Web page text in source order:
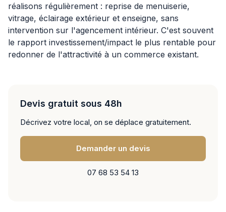
réalisons régulièrement : reprise de menuiserie,
vitrage, éclairage extérieur et enseigne, sans
intervention sur l'agencement intérieur. C'est souvent
le rapport investissement/impact le plus rentable pour
redonner de l'attractivité à un commerce existant.
Devis gratuit sous 48h
Décrivez votre local, on se déplace gratuitement.
Demander un devis
07 68 53 54 13